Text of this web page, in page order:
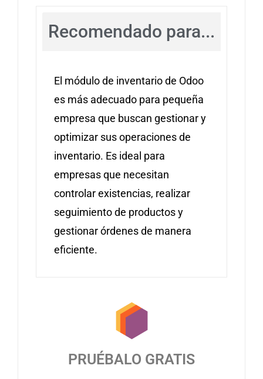
Recomendado para...
El módulo de inventario de Odoo
es más adecuado para pequeña
empresa que buscan gestionar y
optimizar sus operaciones de
inventario. Es ideal para
empresas que necesitan
controlar existencias, realizar
seguimiento de productos y
gestionar órdenes de manera
eficiente.
PRUÉBALO GRATIS